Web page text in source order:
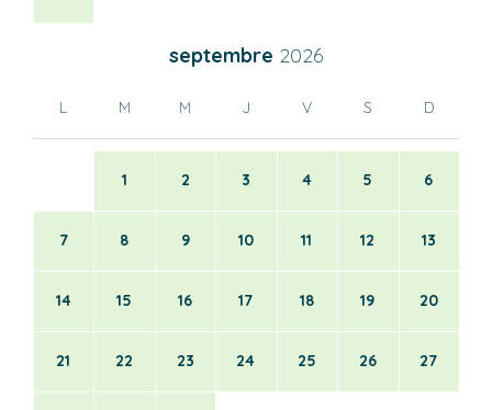
septembre 2026
L M M J V S D
1 2 3 4 5 6
7 8 9 10 11 12 13
14 15 16 17 18 19 20
21 22 23 24 25 26 27